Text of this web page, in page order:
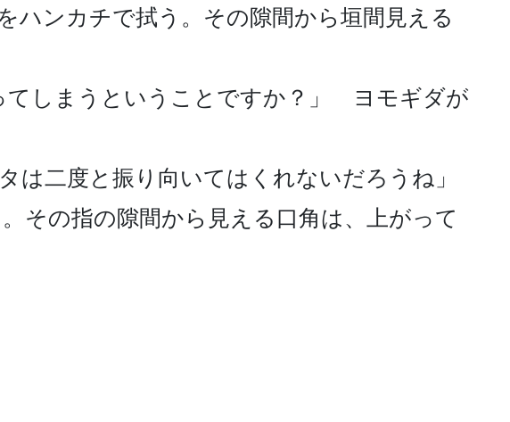
ハンカチで拭う。その隙間から垣間見える
しまうということですか？」　ヨモギダが
は二度と振り向いてはくれないだろうね」
その指の隙間から見える口角は、上がって